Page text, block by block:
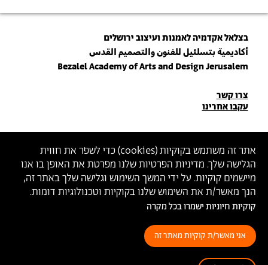
אתר זה משתמש בקוקיות (cookies) כדי לשפר את חווית
הגלישה שלך. מדיניות הפרטיות שלנו מפרטת את האופן בו אנו
מיישמים קוקיות. על ידי המשך השימוש וגלישה שלך באתר זה,
הנך מאשר/ת את השימוש שלנו בקוקיות וטכנולוגיות דומות.
קוקיות חיוניות ישמרו בכל מקרה
אני מאשר/ת קוקיות מאתר זה
בצלאל אקדמיה לאמנות ועיצוב ירושלים
أكاديمية بتسلئيل للفنون والتصميم القدس
Bezalel Academy of Arts and Design Jerusalem
פרטי
יצירת
קשר
צרו קשר
עקבו אחרינו
הצטרפו לניוזלטר שלנו
הכניסו כתובת מייל
ההצטרפות מהווה הסכמה למדיניות הפרטיות ול תנאי השימוש של בצלאל
הצהרת נגישות מדיניות פרטיות